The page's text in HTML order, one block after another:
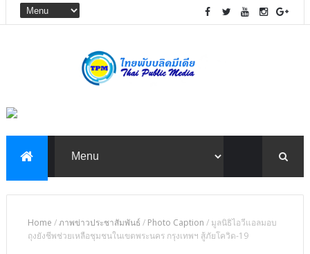
Home /ภาพข่าวประชาสัมพันธ์ / Photo Caption / มูลนิธิไอวีแอลมอบ
ถุงยังชีพช่วยเหลือชุมชนในเขตพระนคร กรุงเทพฯ สู้ภัยโควิด-19